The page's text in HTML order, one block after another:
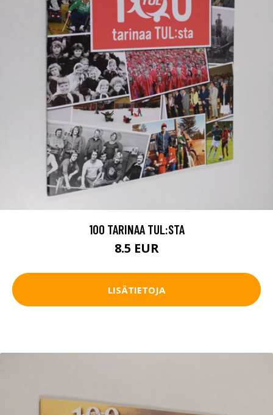
100 TARINAA TUL:STA
8.5 EUR
LISÄTIETOJA